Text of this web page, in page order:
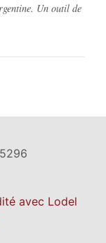
Un outil de
avec Lodel